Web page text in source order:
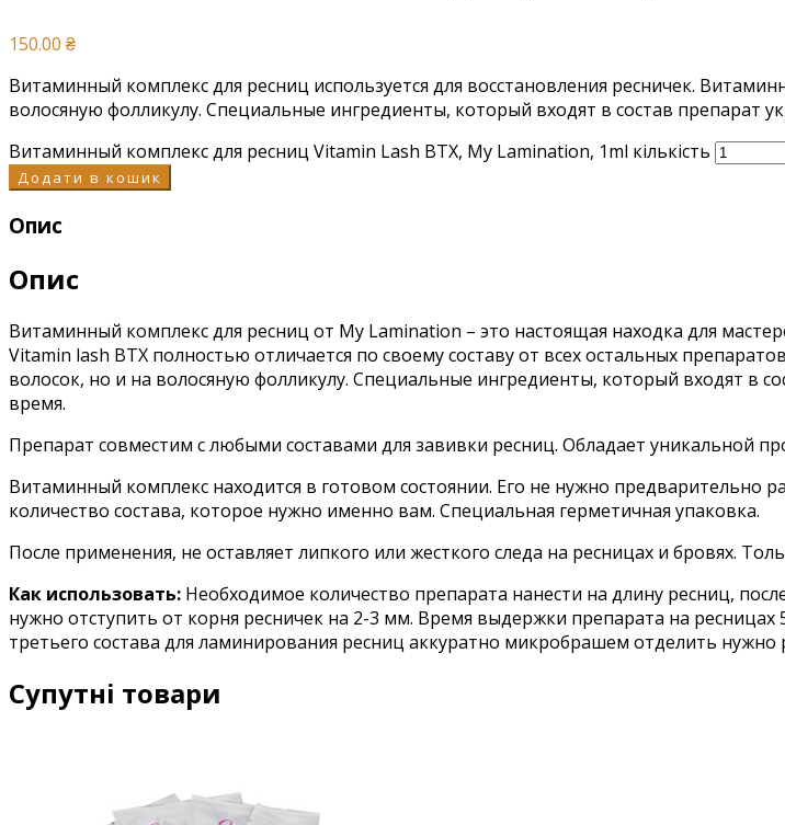
150.00 ₴
Витаминный комплекс для ресниц используется для восстановления ресничек.
волосяную фолликулу. Специальные ингредиенты, который входят в состав
Витаминный комплекс для ресниц Vitamin Lash BTX, My Lamination, 1ml кількість
Додати в кошик
Опис
Опис
Витаминный комплекс для ресниц от My Lamination – это настоящая находка для
Vitamin lash BTX полностью отличается по своему составу от всех остальных
волосок, но и на волосяную фолликулу. Специальные ингредиенты, который входят в
время.
Препарат совместим с любыми составами для завивки ресниц. Обладает уникальной
Витаминный комплекс находится в готовом состоянии. Его не нужно предварительно
количество состава, которое нужно именно вам. Специальная герметичная упаковка.
После применения, не оставляет липкого или жесткого следа на ресницах и бровях.
Как использовать: Необходимое количество препарата нанести на длину ресниц,
нужно отступить от корня ресничек на 2-3 мм. Время выдержки препарата на
третьего состава для ламинирования ресниц аккуратно микробрашем отделить
Супутні товари